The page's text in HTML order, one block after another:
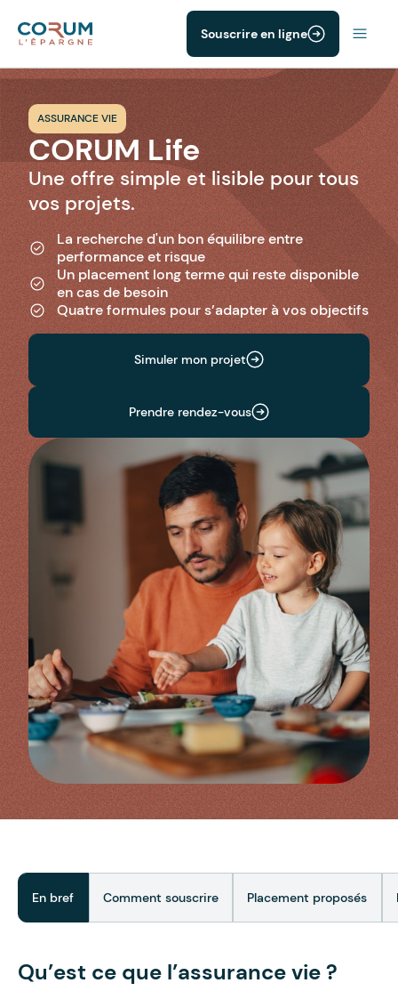
Souscrire en ligne
ASSURANCE VIE
CORUM Life
Une offre simple et lisible pour tous
vos projets.
La recherche d'un bon équilibre entre
performance et risque
Un placement long terme qui reste disponible
en cas de besoin
Quatre formules pour s’adapter à vos objectifs
Simuler mon projet
Prendre rendez-vous
En bref Comment souscrire Placement proposés
Qu’est ce que l’assurance vie ?